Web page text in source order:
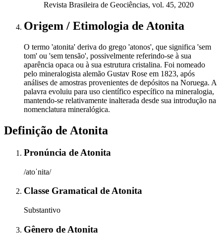
Revista Brasileira de Geociências, vol. 45, 2020
Origem / Etimologia de Atonita
O termo 'atonita' deriva do grego 'atonos', que significa 'sem
tom' ou 'sem tensão', possivelmente referindo-se à sua
aparência opaca ou à sua estrutura cristalina. Foi nomeado
pelo mineralogista alemão Gustav Rose em 1823, após
análises de amostras provenientes de depósitos na Noruega. A
palavra evoluiu para uso científico específico na mineralogia,
mantendo-se relativamente inalterada desde sua introdução na
nomenclatura mineralógica.
Definição de Atonita
Pronúncia de Atonita
/atoˈnita/
Classe Gramatical deAtonita
Substantivo
Gênero de Atonita